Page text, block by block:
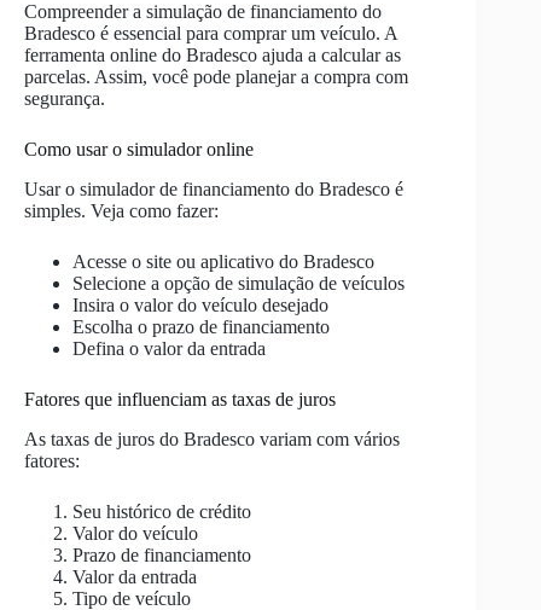
Compreender a simulação de financiamento do
Bradesco é essencial para comprar um veículo. A
ferramenta online do Bradesco ajuda a calcular as
parcelas. Assim, você pode planejar a compra com
segurança.
Como usar o simulador online
Usar o simulador de financiamento do Bradesco é
simples. Veja como fazer:
Acesse o site ou aplicativo do Bradesco
Selecione a opção de simulação de veículos
Insira o valor do veículo desejado
Escolha o prazo de financiamento
Defina o valor da entrada
Fatores que influenciam as taxas de juros
As taxas de juros do Bradesco variam com vários
fatores:
Seu histórico de crédito
Valor do veículo
Prazo de financiamento
Valor da entrada
Tipo de veículo